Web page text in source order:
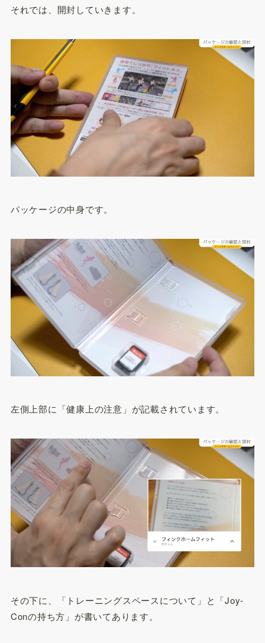
それでは、開封していきます。
パッケージの中身です。
左側上部に「健康上の注意」が記載されています。
その下に、「トレーニングスペースについて」と「Joy-
Conの持ち方」が書いてあります。